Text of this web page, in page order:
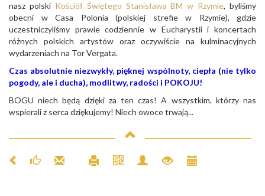
nasz polski Kościół Świętego Stanisława BM w Rzymie, byliśmy
obecni w Casa Polonia (polskiej strefie w Rzymie), gdzie
uczestniczyliśmy prawie codziennie w Eucharystii i koncertach
różnych polskich artystów oraz oczywiście na kulminacyjnych
wydarzeniach na Tor Vergata.
Czas absolutnie niezwykły, pięknej wspólnoty, ciepła (nie tylko
pogody, ale i ducha), modlitwy, radości i POKOJU!
BOGU niech będą dzięki za ten czas! A wszystkim, którzy nas
wspierali z serca dziękujemy! Niech owoce trwają...